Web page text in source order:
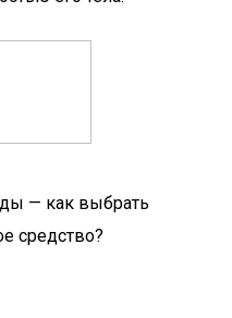
— как выбрать
средство?